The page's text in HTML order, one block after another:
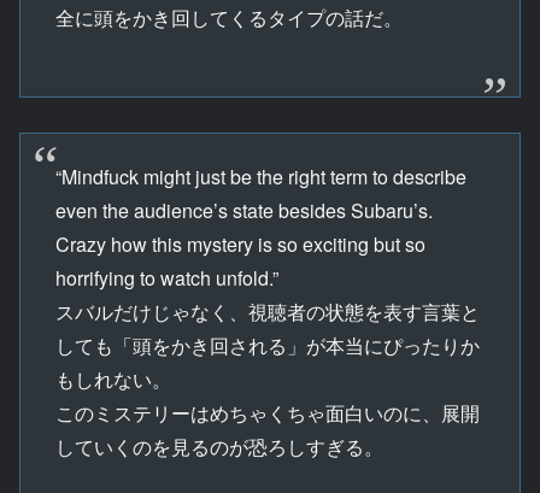
全に頭をかき回してくるタイプの話だ。
“Mindfuck might just be the right term to describe
even the audience’s state besides Subaru’s.
Crazy how this mystery is so exciting but so
horrifying to watch unfold.”
スバルだけじゃなく、視聴者の状態を表す言葉と
しても「頭をかき回される」が本当にぴったりか
もしれない。
このミステリーはめちゃくちゃ面白いのに、展開
していくのを見るのが恐ろしすぎる。